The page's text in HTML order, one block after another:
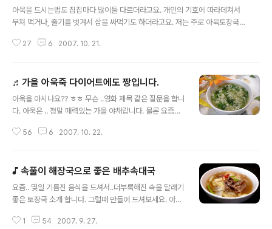
아욱을 드시는법도 집집마다 많이들 다르더라고요. 개인의 기호에 따라데쳐서
무쳐 먹거나, 줄기를 벗겨서 삼을 싸먹기도 하더라고요. 저는 주로 아욱토장국
아욱국은 바로 지은밥을 말아 먹으면 어떤 국밥도 부럽지 않은 맛이고, 쌀을 푹
스런 마음이예요. 아욱국에 간단한 설명을 곁들여서 시간이 나면 올려야지 하고
있었는데...^^;; 손질법을 몰라서 못 끓여드셧다.... 라고, 보내 주신분이 계서서..
부랴부랴 정리하여 올려 봅니다. 참고하시어 맛있게 끓여 드시기 바랍니다.^^
27 6 2007. 10. 21.
♬가을 아욱죽 다이어트에도 짱입니다.
아욱을 아시나요?? ㅎㅎ 무슨 ..영화 제목 같은 질문을 합니
다. 아욱은 .. 정말 매력있는 가을 야채랍니다. 물론 요즘은
야채와 과일에 영양분이 제일 많답니다. 혹시 비만치료에
만.. 우리가 흔히..슈퍼나 마트에서도 구할수 있는 동규자차
의 원료가 바로 아욱씨랍니다. 적당히 먹으면 변비에 도움
이 되고, 좀 더 많이 먹으면..ㅎㅎ 쬐께 고생을 하지만.. 살이
다. ㅎㅎ 무신 약선전도 아니고.. 죽하나 올리면서 서론이
56 6 2007. 10. 22.
♪ 속풀이 해장국으로 좋은 배추속대국
요즘.. 몇일 기름진 음식을 드셔서..더부룩해진 속을 달래기
좋은 토장국 소개 합니다. 그럴때 만들어 드셔보세요. 아주
시원한 맛이 더 많이 나는 맑은 토장국이예요. 토장국을 끓
1 54 2007. 9. 27.